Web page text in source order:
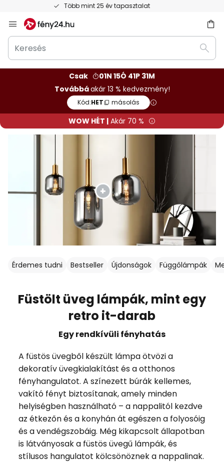
Ingyenes visszaküldés 50 napon belül
Ugrás
a
tartalomhoz
Keresés
Csak
01N 15Ó 41P 29M
Továbbáakár 13 % kedvezmény!
Kód:HET másolás
WOW HÉT | Akár 70 %
Érdemes tudni Bestseller Újdonságok Függőlámpák
Füstölt üveg lámpák, mint egy
retro it-darab
Egy rendkívüli fényhatás
A füstös üvegből készült lámpa ötvözi a
dekoratív üvegkialakítást és a otthonos
fényhangulatot. A színezett búrák kellemes,
vakító fényt biztosítanak, amely minden
helyiségben használható – a nappalitól kezdve
az étkezőn és a konyhán át egészen a folyosóig
és a vendégszobáig. Még kikapcsolt állapotban
is látványosak a füstös üvegű lámpák, és
stílusos hangulatot kölcsönöznek a nappalinak.